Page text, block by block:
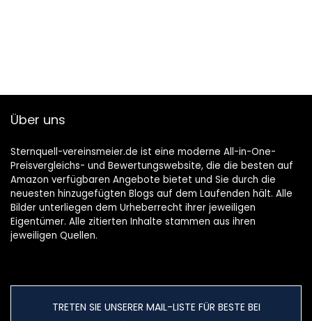
Über uns
Sternquell-vereinsmeier.de ist eine moderne All-in-One-
Preisvergleichs- und Bewertungswebsite, die die besten auf
Amazon verfügbaren Angebote bietet und Sie durch die
neuesten hinzugefügten Blogs auf dem Laufenden hält. Alle
Bilder unterliegen dem Urheberrecht ihrer jeweiligen
Eigentümer. Alle zitierten Inhalte stammen aus ihren
jeweiligen Quellen.
TRETEN SIE UNSERER MAIL-LISTE FÜR BESTE BEI